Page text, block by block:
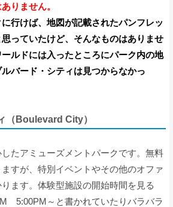
りません。
に行けば、地図が記載されたパンフレッ
思っていたけど、そんなものはありませ
ルドには入ったところにパーク内の地
バード・シティは見つからなかっ
（Boulevard City）
たアミューズメントパークです。無料
すが、特別イベントやその他のオファ
ます。体験型施設の開始時間を見る
5:00PM～と書かれていたりバラバラ